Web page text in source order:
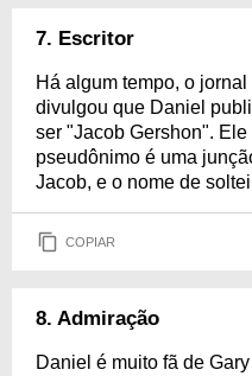
7. Escritor
Há algum tempo, o
divulgou que Daniel
ser "Jacob Gershon".
pseudônimo é uma
Jacob, e o nome de
COPIAR
8. Admiração
Daniel é muito fã de